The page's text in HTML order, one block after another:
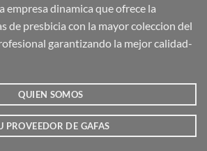
empresa dinamica que ofrece la
de presbicia con la mayor coleccion del
garantizando la mejor calidad-
QUIEN SOMOS
PROVEEDOR DE GAFAS